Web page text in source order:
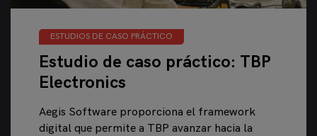
ESTUDIOS DE CASO PRÁCTICO
Estudio de caso práctico: TBP
Electronics
Aegis Software proporciona el framework
digital que permite a TBP avanzar hacia la